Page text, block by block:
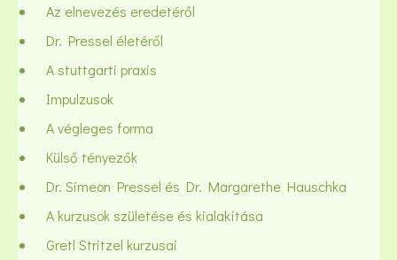
Az elnevezés eredetéről
Dr. Pressel életéről
A stuttgarti praxis
Impulzusok
A végleges forma
Külső tényezők
Dr. Simeon Pressel és Dr. Margarethe Hauschka
A kurzusok születése és kialakítása
Gretl Stritzel kurzusai